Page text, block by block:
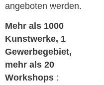
angeboten werden.
Mehr als 1000
Kunstwerke, 1
Gewerbegebiet,
mehr als 20
Workshops :